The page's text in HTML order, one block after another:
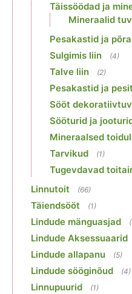
Täissöödad ja
Mineraalid
Pesakastid ja
Sulgimis liin (4)
Talve liin (2)
Pesakastid ja
Sööt
Sööturid ja
Mineraalsed
Tarvikud (1)
Tugevdavad
Linnutoit (66)
Täiendsööt (1)
Lindude mänguasjad
Lindude Aksessuaarid
Lindude allapanu (5)
Lindude sööginõud (4)
Linnupuurid (1)